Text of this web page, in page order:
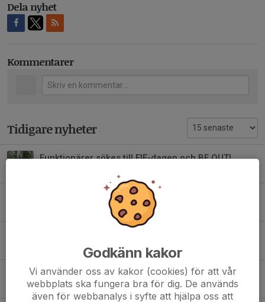
Dela nyhet
Kommentarer
Tidigare nyheter
Funktionärer sökes till EIF-dagen och BE OUT!
Vi behöver dig som medlem i EIF löpning
21 maj, 14:25 5
Perfekt väder när EIF annordnade Alla Spår 2026
10 maj, 17:00 2
Godkänn kakor
Vi använder oss av kakor (cookies) för att vår
webbplats ska fungera bra för dig. De används
även för webbanalys i syfte att hjälpa oss att